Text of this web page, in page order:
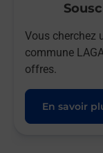
Vous cherchez
commune
offres.
En savoir